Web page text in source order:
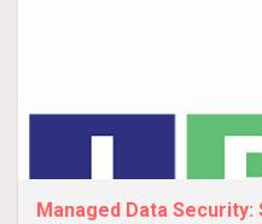
Managed Data